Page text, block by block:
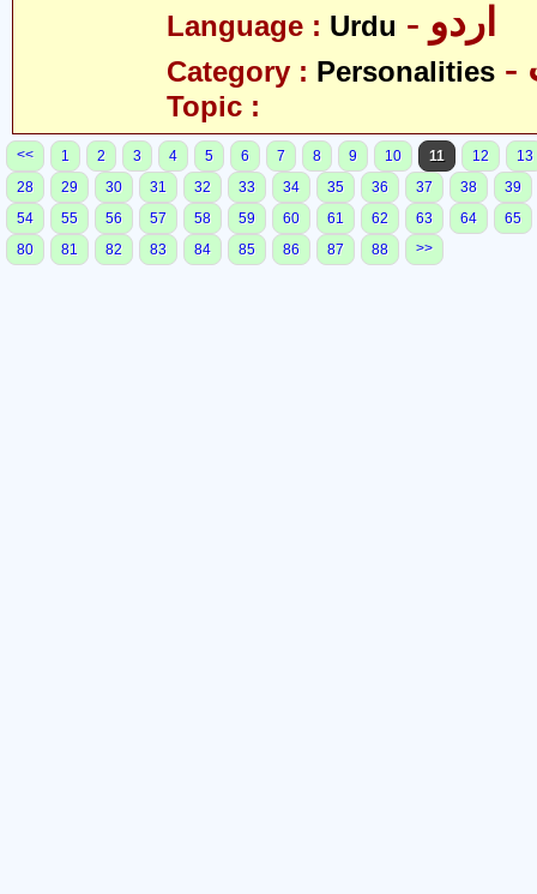
Language : Urdu - اردو
Category : Personalities
Topic :
<< 1 2 3 4 5 6 7 8 9 10 11 12
13
28
29 30 31 32 33 34 35 36 37 38
39
54
55 56 57 58 59 60 61 62 63 64
65
80
81 82 83 84 85 86 87 88 >>